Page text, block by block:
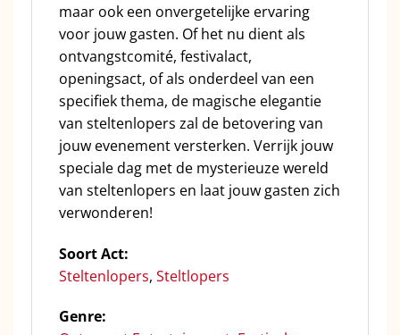
maar ook een onvergetelijke ervaring
voor jouw gasten. Of het nu dient als
ontvangstcomité, festivalact,
openingsact, of als onderdeel van een
specifiek thema, de magische elegantie
van steltenlopers zal de betovering van
jouw evenement versterken. Verrijk jouw
speciale dag met de mysterieuze wereld
van steltenlopers en laat jouw gasten zich
verwonderen!
Soort Act:
Steltenlopers, Steltlopers
Genre: